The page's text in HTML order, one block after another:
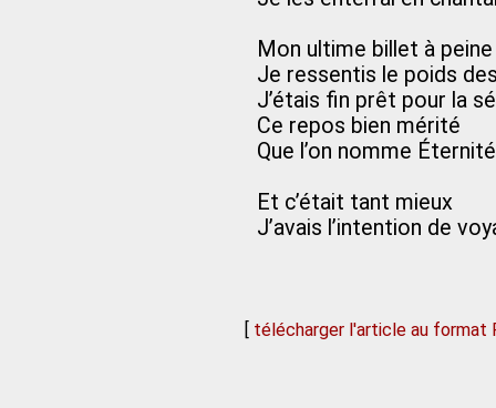
Mon ultime billet à
Je ressentis le poids
J’étais fin prêt pour la
Ce repos bien mérité
Que l’on nomme Éternité
Et c’était tant mieux
J’avais l’intention de
[ télécharger l'article au format